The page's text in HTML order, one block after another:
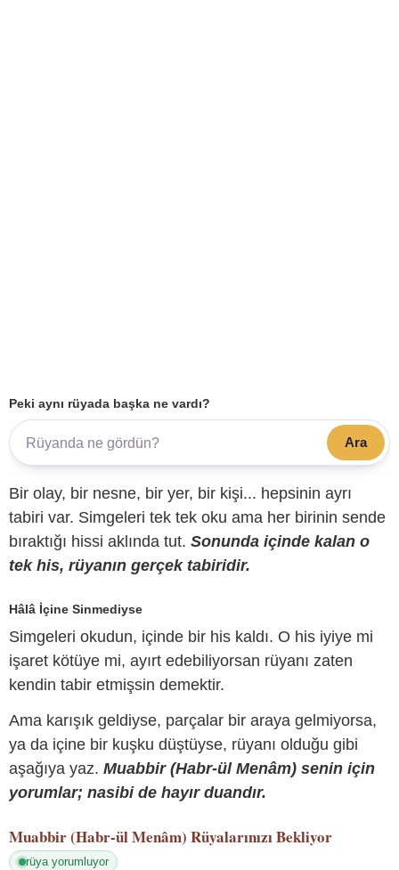
Peki aynı rüyada başka ne vardı?
Ara
Bir olay, bir nesne, bir yer, bir kişi... hepsinin ayrı
tabiri var. Simgeleri tek tek oku ama her birinin sende
bıraktığı hissi aklında tut. Sonunda içinde kalan o
tek his, rüyanın gerçek tabiridir.
Hâlâ İçine Sinmediyse
Simgeleri okudun, içinde bir his kaldı. O his iyiye mi
işaret kötüye mi, ayırt edebiliyorsan rüyanı zaten
kendin tabir etmişsin demektir.
Ama karışık geldiyse, parçalar bir araya gelmiyorsa,
ya da içine bir kuşku düştüyse, rüyanı olduğu gibi
aşağıya yaz. Muabbir (Habr-ül Menâm) senin için
yorumlar; nasibi de hayır duandır.
Muabbir (Habr-ül Menâm) Rüyalarınızı Bekliyor
rüya yorumluyor